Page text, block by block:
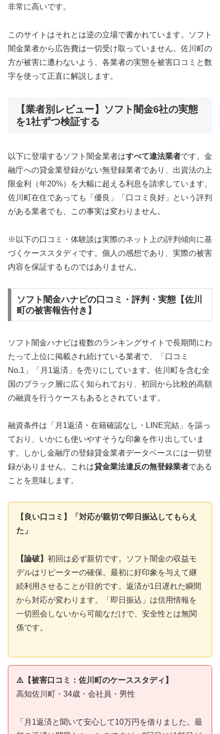
非常に高いです。
このサイトはそれとは逆の立場で書かれています。ソフト
闇金業者から広告費は一切受け取っていません。佐川町の
方が被害に遭わないよう、各業者の実態を被害口コミと数
字を使って正直に解説します。
【業者別レビュー】ソフト闇金6社の実態
を1社ずつ検証する
以下に登場するソフト闇金業者はすべて違法業者です。金
融庁への貸金業登録がない無登録業者であり、出資法の上
限金利（年20%）を大幅に超える利息を請求しています。
佐川町在住であっても「優良」「口コミ良好」という評判
がある業者でも、この事実は変わりません。
※以下の口コミ・体験談は実際のネット上の評判傾向に基
づくケーススタディです。個人の感想であり、実際の被害
内容を保証するものではありません。
ソフト闇金ハナビの口コミ・評判・実態【佐川
町の被害報告付き】
ソフト闇金ハナビは複数のランキングサイトで長期間にわ
たって上位に掲載され続けている業者で、「口コミ
No.1」「月1返済」を売りにしています。佐川町を含む全
国のブラック層に広く知られており、初回から比較的高額
の融資を行うケースもあるとされています。
融資条件は「月1返済・在籍確認なし・LINE完結」を謳っ
ており、いかにも使いやすそうな印象を作り出していま
す。しかし金融庁の登録貸金業者データベースには一切登
録がありません。これは貸金業法違反の無登録業者である
ことを意味します。
【良い口コミ】「対応が親切で即日振込してもらえ
た」
【論破】 初回は必ず親切です。ソフト闇金の収益モ
デルはリピーターの確保。最初に好印象を与えて継
続利用させることが目的です。返済が1日遅れた瞬間
から対応が変わります。「即日振込」は信用情報を
一切照会しないから可能なだけで、安全性とは無関
係です。
⚠️【被害口コミ：佐川町のケーススタディ】
高知佐川町・34歳・会社員・男性
「月1返済と聞いて安心して10万円を借りました。最